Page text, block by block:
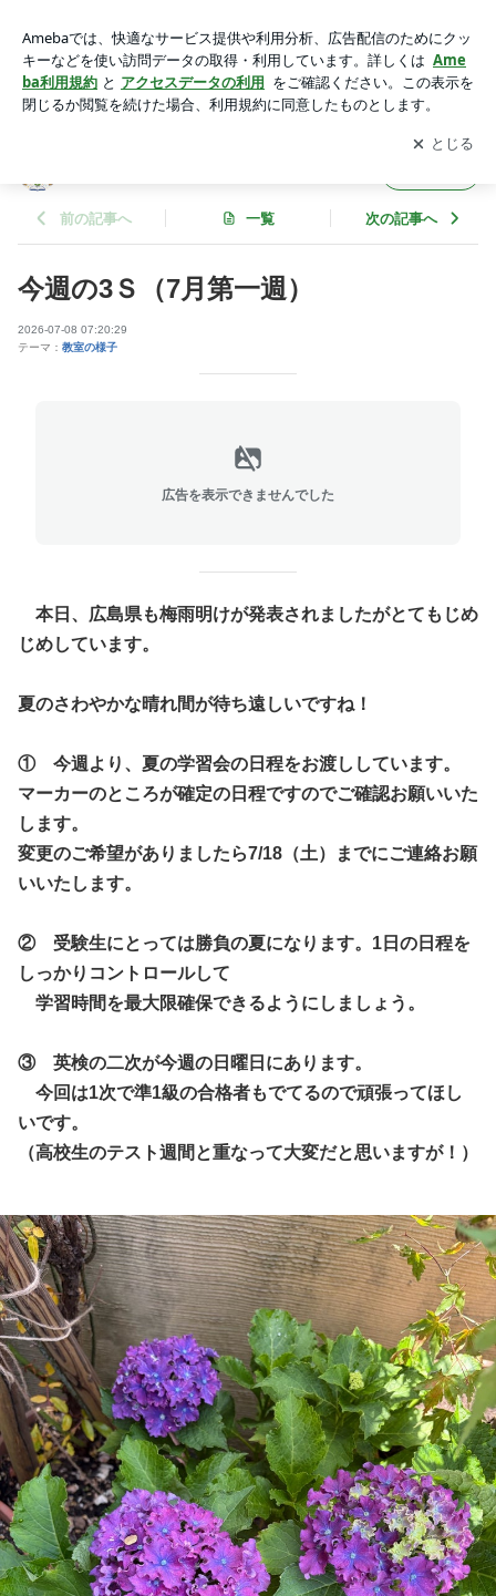
ブログ
アプリをダウンロードして ブログの更新通知
を受け取りまし
ょう。
開く
前の記事へ 一覧 次の記事へ
今週の3Ｓ（7月第一週）
2026-07-08 07:20:29
テーマ： 教室の様子
広告を表示できませんでした
本日、広島県も梅雨明けが発表されましたがとてもじめ
じめしています。
夏のさわやかな晴れ間が待ち遠しいですね！
① 今週より、夏の学習会の日程をお渡ししています。
マーカーのところが確定の日程ですのでご確認お願いいた
します。
変更のご希望がありましたら7/18（土）までにご連絡お願
いいたします。
② 受験生にとっては勝負の夏になります。1日の日程を
しっかりコントロールして
学習時間を最大限確保できるようにしましょう。
③ 英検の二次が今週の日曜日にあります。
今回は1次で準1級の合格者もでてるので頑張ってほし
いです。
（高校生のテスト週間と重なって大変だと思いますが！）